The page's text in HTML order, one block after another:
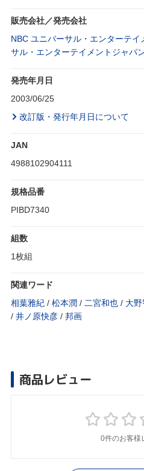
販売会社／発売会社
NBC ユニバーサル・エンターテ
サル・エンターテイメントジャパ
発売年月日
2003/06/25
改訂版・発行年月日について
JAN
4988102904111
規格品番
PIBD7340
組数
1枚組
関連ワード
相葉雅紀 / 松本潤 / 二宮和也 / 大野
/ 井ノ原快彦 / 邦画
商品レビュー
0件のお客様